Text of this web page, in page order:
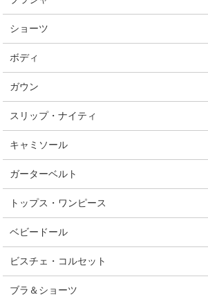
ショーツ
ボディ
ガウン
スリップ・ナイティ
キャミソール
ガーターベルト
トップス・ワンピース
ベビードール
ビスチェ・コルセット
ブラ＆ショーツ